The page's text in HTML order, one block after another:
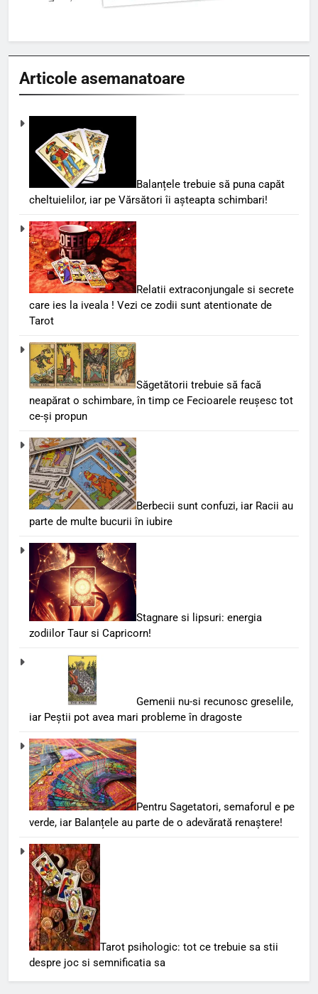
Articole asemanatoare
Balanțele trebuie să puna capăt
cheltuielilor, iar pe Vărsători îi așteapta schimbari!
Relatii extraconjungale si secrete
care ies la iveala ! Vezi ce zodii sunt atentionate de
Tarot
Săgetătorii trebuie să facă
neapărat o schimbare, în timp ce Fecioarele reușesc tot
ce-și propun
Berbecii sunt confuzi, iar Racii au
parte de multe bucurii în iubire
Stagnare si lipsuri: energia
zodiilor Taur si Capricorn!
Gemenii nu-si recunosc greselile,
iar Peștii pot avea mari probleme în dragoste
Pentru Sagetatori, semaforul e pe
verde, iar Balanțele au parte de o adevărată renaștere!
Tarot psihologic: tot ce trebuie sa stii
despre joc si semnificatia sa